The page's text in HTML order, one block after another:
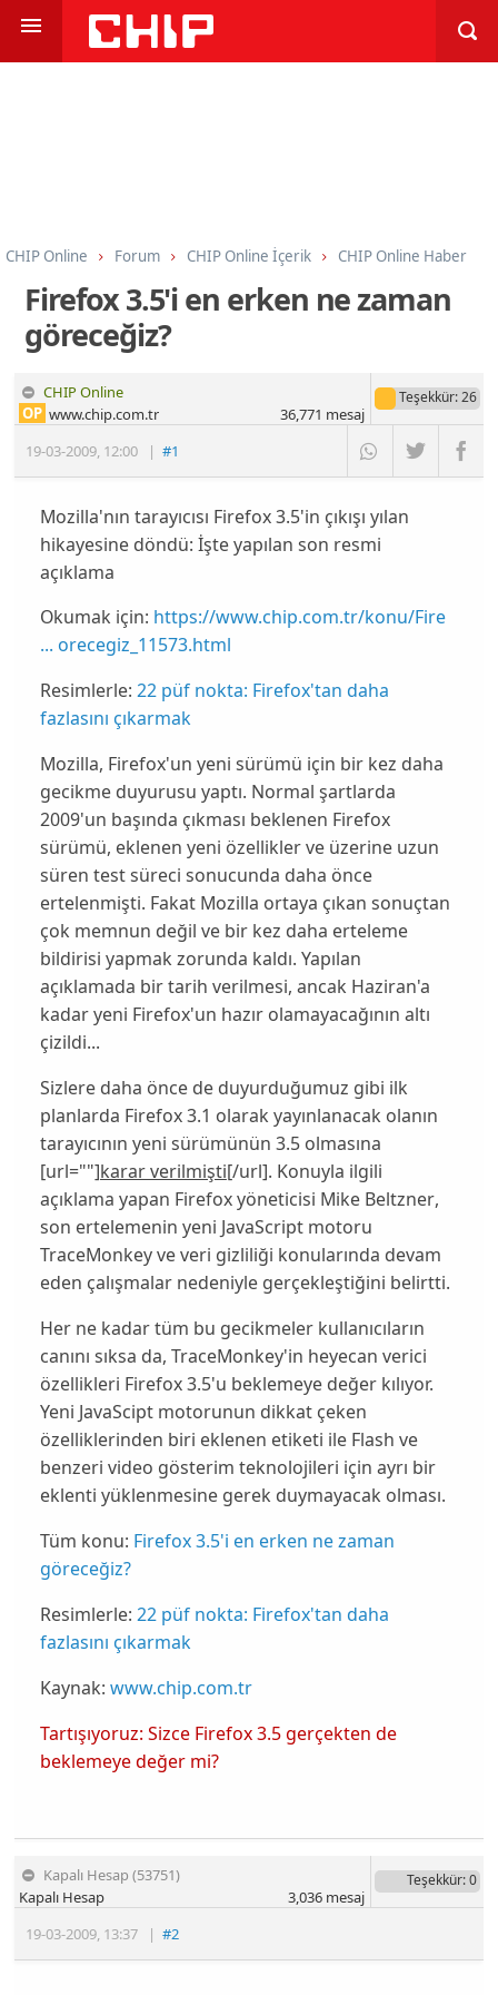
CHIP Online Forum CHIP Online İçerik CHIP Online Haber
Firefox 3.5'i en erken ne zaman
göreceğiz?
CHIP Online
19-03-2009, 12:00 |#1
OP www.chip.com.tr
Teşekkür: 26
36,771 mesaj
Mozilla'nın tarayıcısı Firefox 3.5'in çıkışı yılan
hikayesine döndü: İşte yapılan son resmi
açıklama
Okumak için: https://www.chip.com.tr/konu/Fire
... orecegiz_11573.html
Resimlerle: 22 püf nokta: Firefox'tan daha
fazlasını çıkarmak
Mozilla, Firefox'un yeni sürümü için bir kez daha
gecikme duyurusu yaptı. Normal şartlarda
2009'un başında çıkması beklenen Firefox
sürümü, eklenen yeni özellikler ve üzerine uzun
süren test süreci sonucunda daha önce
ertelenmişti. Fakat Mozilla ortaya çıkan sonuçtan
çok memnun değil ve bir kez daha erteleme
bildirisi yapmak zorunda kaldı. Yapılan
açıklamada bir tarih verilmesi, ancak Haziran'a
kadar yeni Firefox'un hazır olamayacağının altı
çizildi...
Sizlere daha önce de duyurduğumuz gibi ilk
planlarda Firefox 3.1 olarak yayınlanacak olanın
tarayıcının yeni sürümünün 3.5 olmasına
[url=""]karar verilmişti[/url]. Konuyla ilgili
açıklama yapan Firefoxyöneticisi Mike Beltzner,
son ertelemenin yeni JavaScript motoru
TraceMonkeyve veri gizliliği konularında devam
eden çalışmalar nedeniyle gerçekleştiğini belirtti.
Her ne kadar tüm bu gecikmeler kullanıcıların
canını sıksa da, TraceMonkey'in heyecan verici
özellikleri Firefox 3.5'u beklemeye değer kılıyor.
Yeni JavaScipt motorunun dikkat çeken
özelliklerinden biri eklenen etiketi ile Flash ve
benzeri video gösterim teknolojileri için ayrı bir
eklenti yüklenmesine gerek duymayacak olması.
Tüm konu: Firefox 3.5'i en erken ne zaman
göreceğiz?
Resimlerle: 22 püf nokta: Firefox'tan daha
fazlasını çıkarmak
Kaynak: www.chip.com.tr
Tartışıyoruz: Sizce Firefox 3.5 gerçekten de
beklemeye değer mi?
Kapalı Hesap (53751)
19-03-2009, 13:37 |#2
Kapalı Hesap
Teşekkür: 0
3,036mesaj